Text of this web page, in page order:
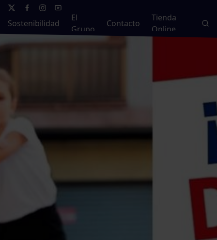
Sostenibilidad
El
Grupo
Contacto
Tienda
Online